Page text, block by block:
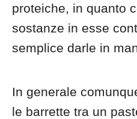
proteiche, in quanto
sostanze in esse
semplice darle in
In generale
le barrette tra un